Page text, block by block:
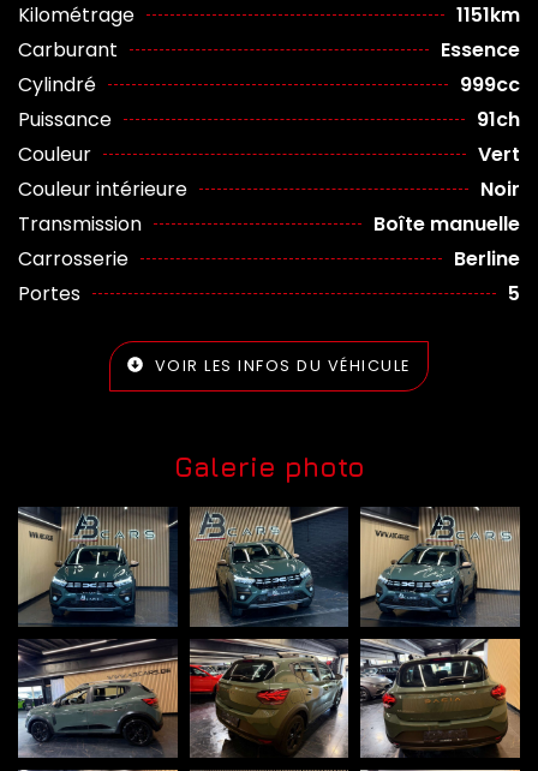
Kilométrage
1151km
Carburant
Essence
Cylindré
999cc
Puissance
91ch
Couleur
Vert
Couleur intérieure
Noir
Transmission
Boîte manuelle
Carrosserie
Berline
Portes
5
VOIR LES INFOS DU VÉHICULE
Galerie photo